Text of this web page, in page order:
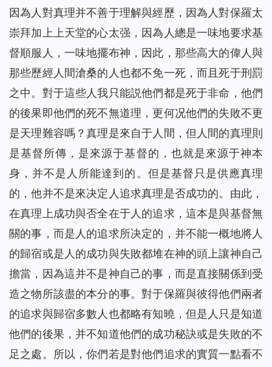
因為人對真理并不善于理解與經歷，因為人對保羅太
崇拜加上上天堂的心太强，因為人總是一味地要求基
督順服人，一味地擺布神，因此，那些高大的偉人與
那些歷經人間滄桑的人也都不免一死，而且死于刑罰
之中。對于這些人我只能説他們都是死于非命，他們
的後果即他們的死不無道理，更何况他們的失敗不更
是天理難容嗎？真理是來自于人間，但人間的真理則
是基督所傳，是來源于基督的，也就是來源于神本
身，并不是人所能達到的。但是基督只是供應真理
的，他并不是來决定人追求真理是否成功的。由此，
在真理上成功與否全在于人的追求，這本是與基督無
關的事，而是人的追求所决定的，并不能一概地將人
的歸宿或是人的成功與失敗都堆在神的頭上讓神自己
擔當，因為這并不是神自己的事，而是直接關係到受
造之物所該盡的本分的事。對于保羅與彼得他們兩者
的追求與歸宿多數人也都略有知曉，但是人只是知道
他們的後果，并不知道他們的成功秘訣或是失敗的不
足之處。所以，你們若是對他們追求的實質一點看不